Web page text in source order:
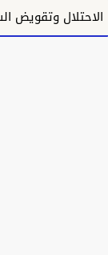
وتقويض السلام